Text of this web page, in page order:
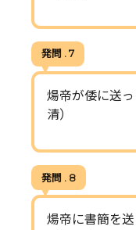
発問 . 7
煬帝が倭に送
清）
発問 . 8
煬帝に書簡を